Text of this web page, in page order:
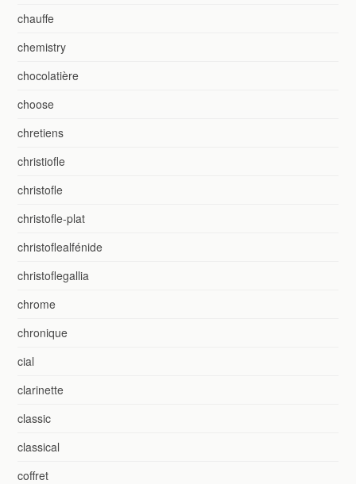
chauffe
chemistry
chocolatière
choose
chretiens
christiofle
christofle
christofle-plat
christoflealfénide
christoflegallia
chrome
chronique
cial
clarinette
classic
classical
coffret